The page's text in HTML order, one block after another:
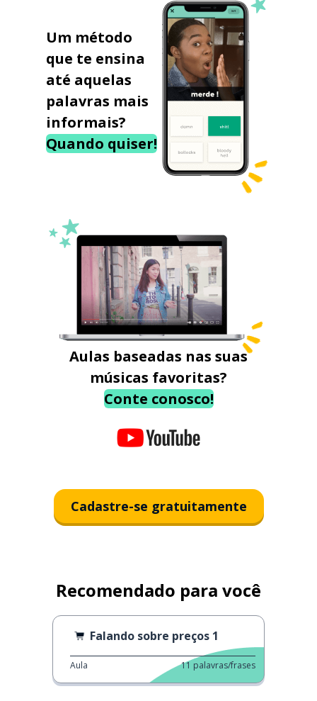
Um método
que te ensina
até aquelas
palavras mais
informais?
Quando quiser!
Aulas baseadas nas suas
músicas favoritas?
Conte conosco!
Cadastre-se gratuitamente
Recomendado para você
Falando sobre preços 1
Aula 11 palavras/frases